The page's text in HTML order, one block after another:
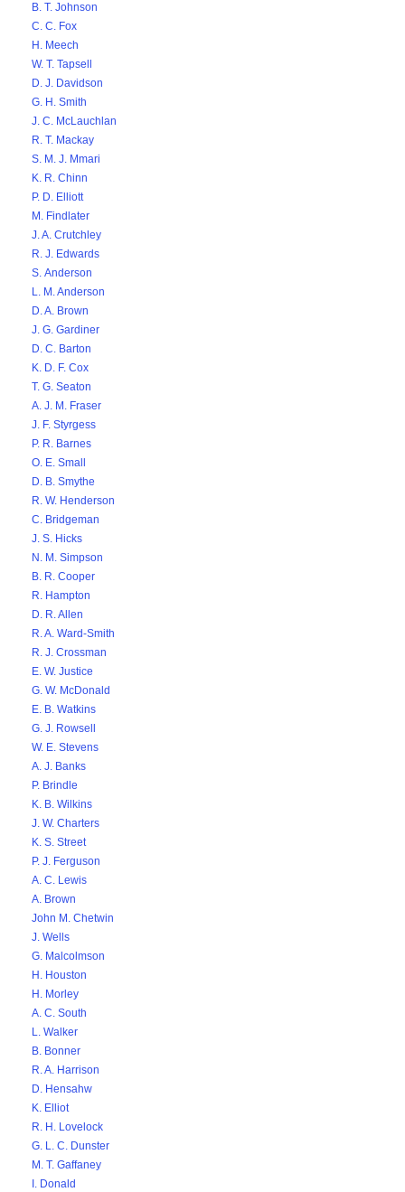
B. T. Johnson
C. C. Fox
H. Meech
W. T. Tapsell
D. J. Davidson
G. H. Smith
J. C. McLauchlan
R. T. Mackay
S. M. J. Mmari
K. R. Chinn
P. D. Elliott
M. Findlater
J. A. Crutchley
R. J. Edwards
S. Anderson
L. M. Anderson
D. A. Brown
J. G. Gardiner
D. C. Barton
K. D. F. Cox
T. G. Seaton
A. J. M. Fraser
J. F. Styrgess
P. R. Barnes
O. E. Small
D. B. Smythe
R. W. Henderson
C. Bridgeman
J. S. Hicks
N. M. Simpson
B. R. Cooper
R. Hampton
D. R. Allen
R. A. Ward-Smith
R. J. Crossman
E. W. Justice
G. W. McDonald
E. B. Watkins
G. J. Rowsell
W. E. Stevens
A. J. Banks
P. Brindle
K. B. Wilkins
J. W. Charters
K. S. Street
P. J. Ferguson
A. C. Lewis
A. Brown
John M. Chetwin
J. Wells
G. Malcolmson
H. Houston
H. Morley
A. C. South
L. Walker
B. Bonner
R. A. Harrison
D. Hensahw
K. Elliot
R. H. Lovelock
G. L. C. Dunster
M. T. Gaffaney
I. Donald